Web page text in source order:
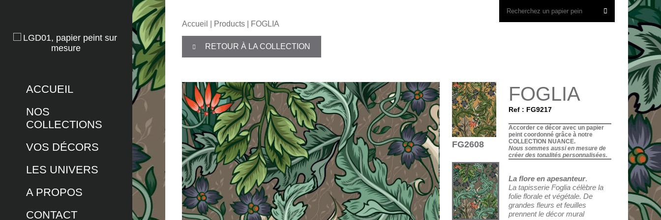
ACCUEIL
NOS
COLLECTIONS
VOS DÉCORS
LES UNIVERS
A PROPOS
CONTACT
Accueil Products| FOGLIA
RETOUR À LA COLLECTION
FG2608
FOGLIA
Ref : FG9217
Accorder ce décor avec un papier
peint coordonné grâce à notre
COLLECTION NUANCE.
Nous sommes aussi en mesure de
créer des tonalités personnalisées.
La flore en apesanteur.
La tapisserie Foglia célèbre la
folie florale et végétale. De
grandes fleurs et feuilles
prennent le décor mural